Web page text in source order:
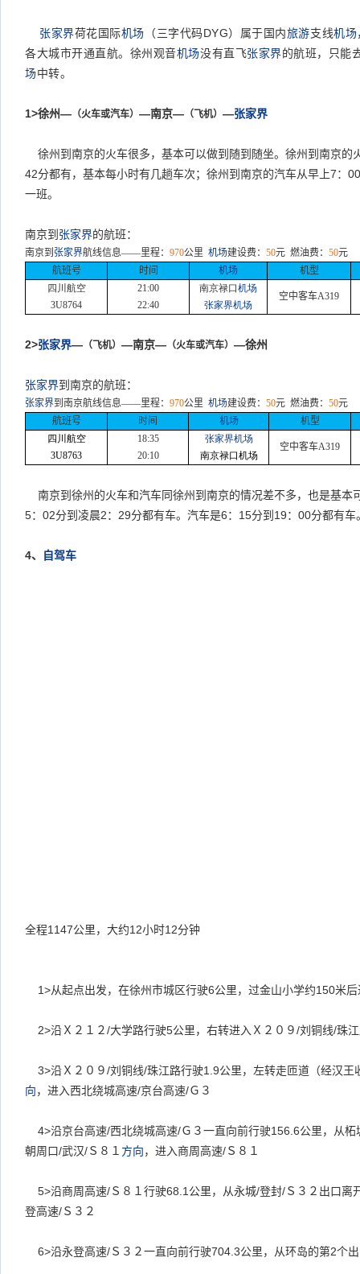
张家界荷花国际机场 （三字代码DYG）属于国内旅游支线机场
各大城市开通直航。徐州观音机场没有直飞张家界的航班，只能
场中转。
1>徐州— （火车或汽车） —南京— （飞机） —张家界
徐州到南京的火车很多，基本可以做到随到随坐。徐州到南京的
42分都有，基本每小时有几趟车次；徐州到南京的汽车从早上7： 00
一班。
南京到 张家界的航班：
南京到 张家界航线信息——里程： 970公里 机场建设费： 50元 燃油费： 50元
航班号
时间 机场
机型
四川航空
3U8764
21:00
22:40
南京禄口机场
张家界机场
空中客车A319
2>张家界— （飞机） —南京— （火车或汽车） —徐州
张家界到南京的航班：
张家界到南京航线信息——里程： 970公里 机场建设费： 50元 燃油费： 50元
航班号
时间 机场
机型
四川航空
3U8763
18:35
20:10
张家界机场
南京禄口机场
空中客车A319
南京到徐州的火车和汽车同徐州到南京的情况差不多，也是基本
5： 02分到凌晨2： 29分都有车。汽车是6： 15分到 19： 00分都有车
4、 自驾车
全程1147公里，大约12小时12分钟
1>从起点出发，在徐州市城区行驶6公里，过金山小学约150米后
2>沿Ｘ２１２/大学路行驶5公里，右转进入Ｘ２０９/刘铜线/珠
3>沿Ｘ２０９/刘铜线/珠江路行驶1.9公里，左转走匝道（经汉王
向，进入西北绕城高速/京台高速/Ｇ３
4>沿京台高速/西北绕城高速/Ｇ３一直向前行驶156.6公里，从柘
朝周口/武汉/Ｓ８１ 方向，进入商周高速/Ｓ８１
5>沿商周高速/Ｓ８１行驶68.1 公里，从永城/登封/Ｓ３２出口离
登高速/Ｓ３２
6>沿永登高速/Ｓ３２一直向前行驶704.3公里，从环岛的第2个